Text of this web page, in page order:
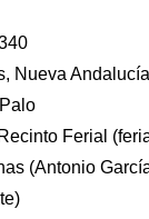
Nueva Andalucía
Ferial
(Antonio